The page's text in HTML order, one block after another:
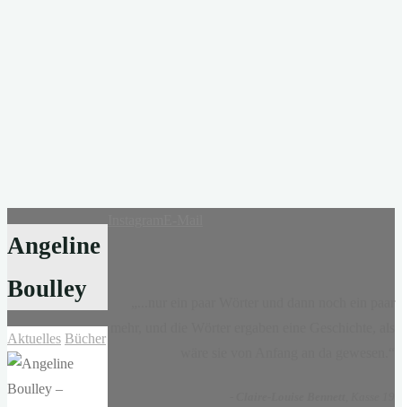
Angeline
Boulley
Aktuelles Bücher